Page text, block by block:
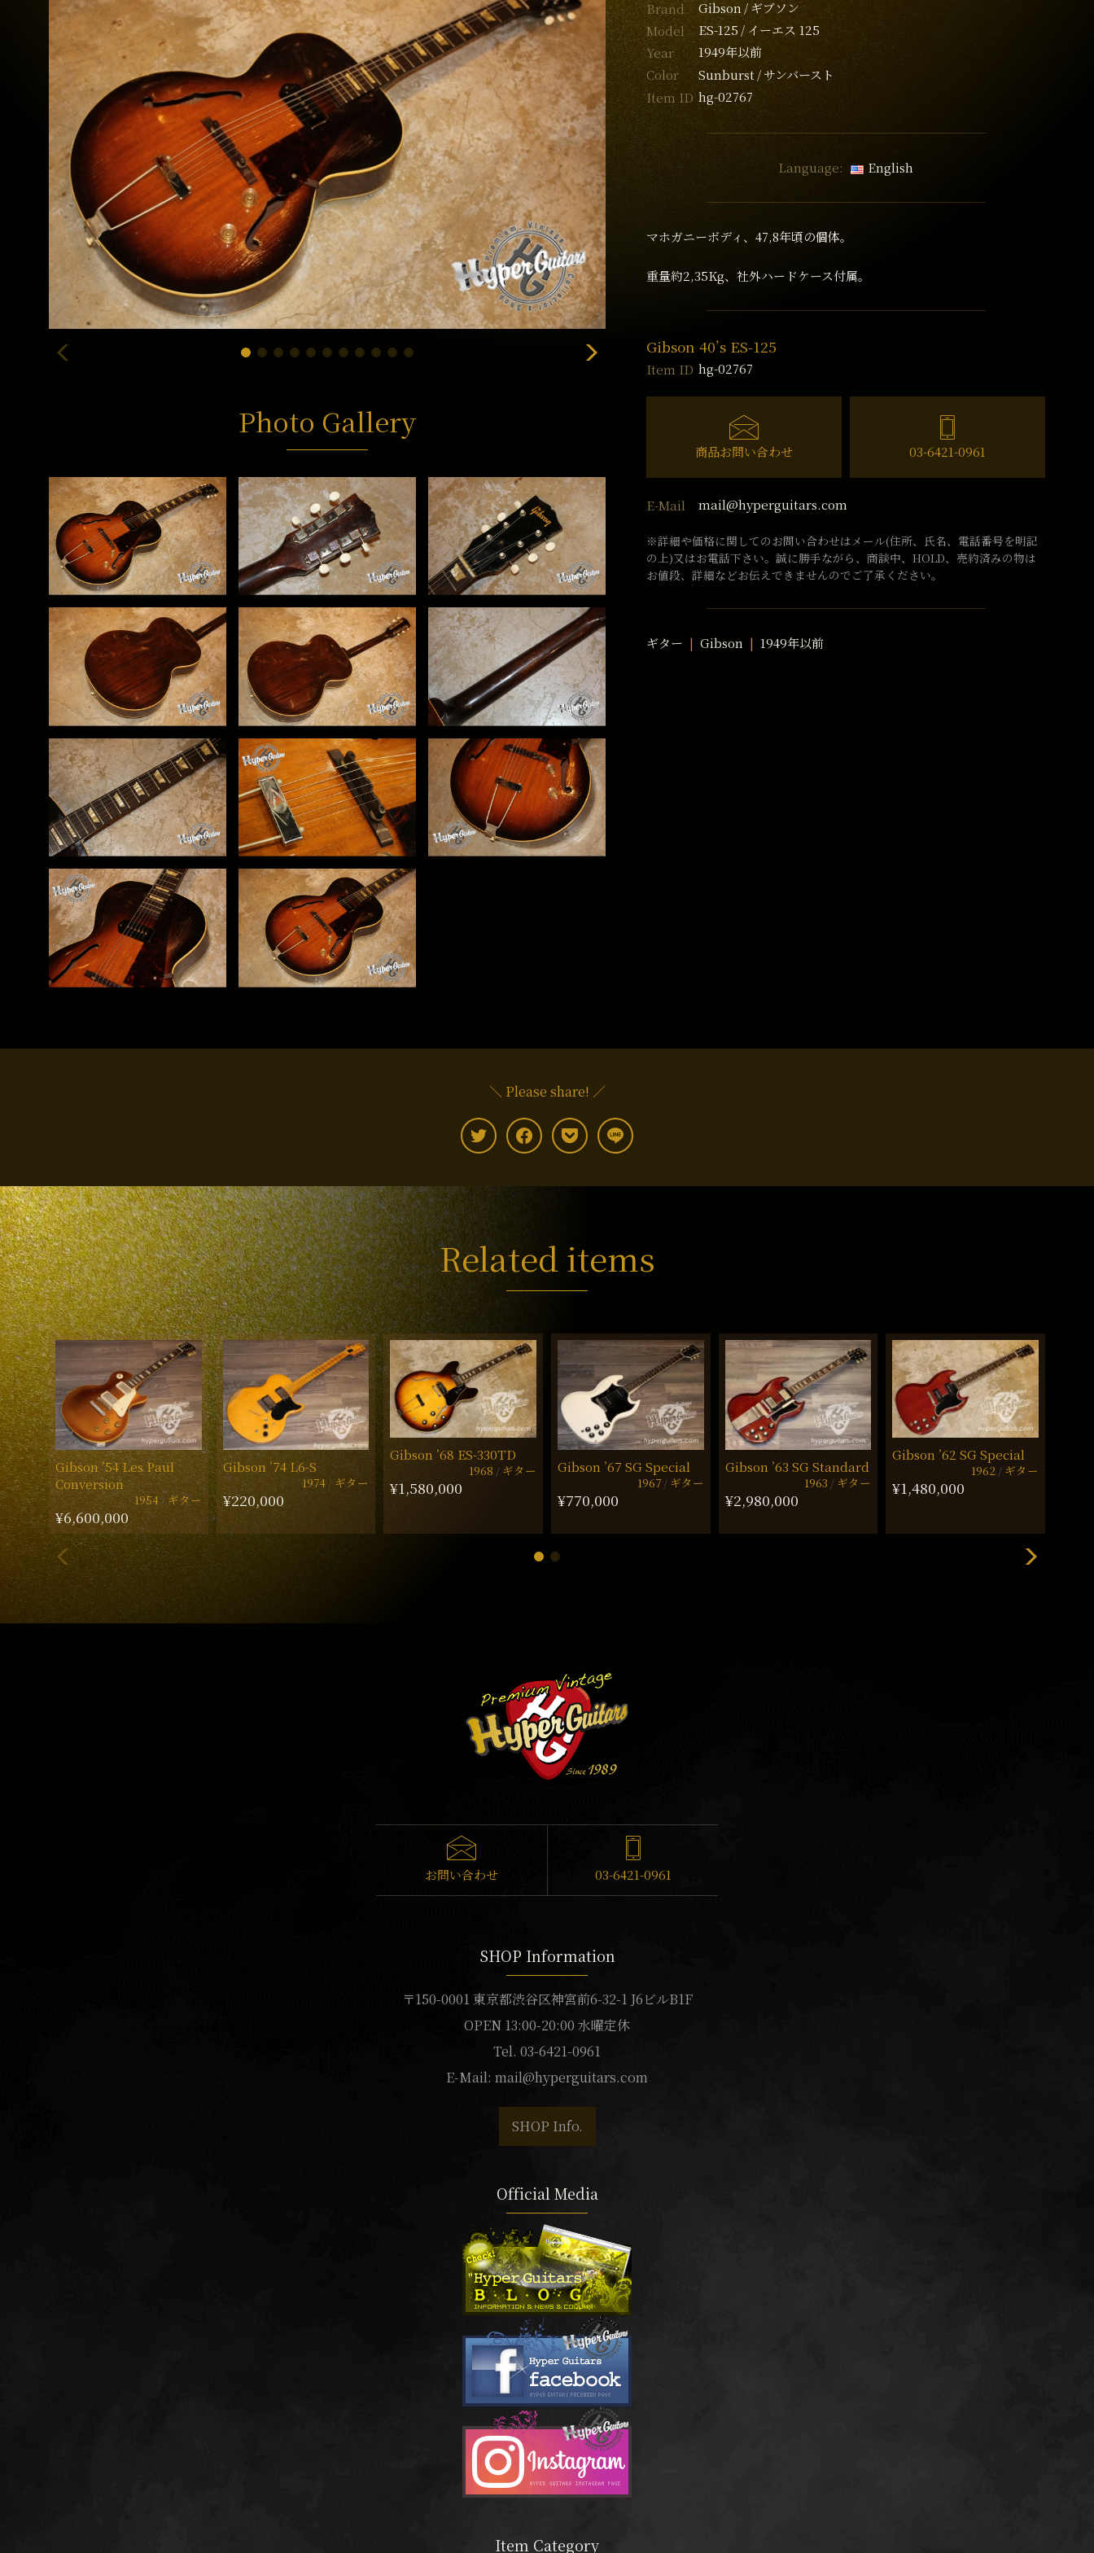
Brand Gibson
ギブソン
Model
ES-125
イーエス 125
Year
1949年以前
Color
Sunburst サンバースト
Item ID hg-02767
Language: English
マホガニーボディ、47,8年頃の個体。
重量約2,35Kg、社外ハードケース付属。
Gibson 40’s ES-125
Item ID hg-02767
商品お問い合わせ 03-6421-0961
E-Mail mail@hyperguitars.com
※詳細や価格に関してのお問い合わせはメール(住所、氏名、電話番号を明記
の上)又はお電話下さい。誠に勝手ながら、商談中、HOLD、売約済みの物は
お値段、詳細などお伝えできませんのでご了承ください。
ギター Gibson 1949年以前
Photo Gallery
＼ Please share! ／
Related items
Gibson ’54 Les Paul
Conversion
1954 ギター
¥6,600,000
Gibson ’74 L6-S
1974 ギター
¥220,000
Gibson ’68 ES-330TD
1968 ギター
¥1,580,000
Gibson ’67 SG Special
1967 ギター
¥770,000
Gibson ’63 SG Standard
1963 ギター
¥2,980,000
Gibson ’62 SG Special
1962 ギター
¥1,480,000
お問い合わせ 03-6421-0961
SHOP Information
〒150-0001 東京都渋谷区神宮前6-32-1 J6ビルB1F
OPEN 13:00-20:00 水曜定休
Tel. 03-6421-0961
E-Mail: mail@hyperguitars.com
SHOP Info.
Official Media
Item Category